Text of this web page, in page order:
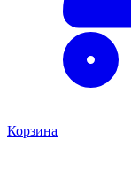
Корзина